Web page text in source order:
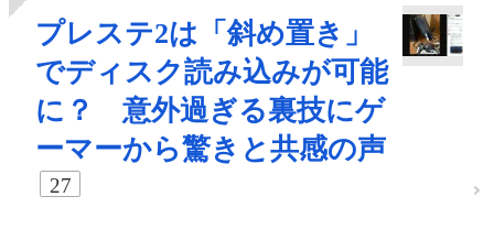
プレステ2は「斜め置き」
でディスク読み込みが可能
に？ 意外過ぎる裏技にゲ
ーマーから驚きと共感の声
27